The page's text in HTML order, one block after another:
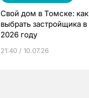
Свой дом в Томске: как
выбрать застройщика в
2026 году
21:40 / 10.07.26